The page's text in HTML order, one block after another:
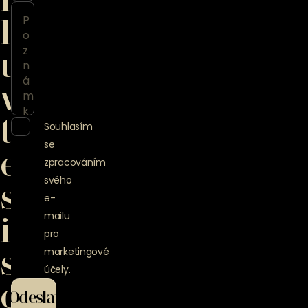
l
u
v
t
e
s
i
s
c
Souhlasím
se
zpracováním
svého
e-
mailu
pro
marketingové
účely.
Odeslat